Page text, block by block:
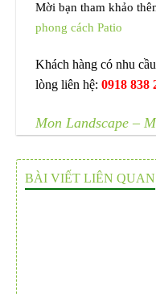
Mời bạn tham khảo
phong cách Patio
Khách hàng có nhu
lòng liên hệ: 0918 838
Mon Landscape –
BÀI VIẾT LIÊN QUAN